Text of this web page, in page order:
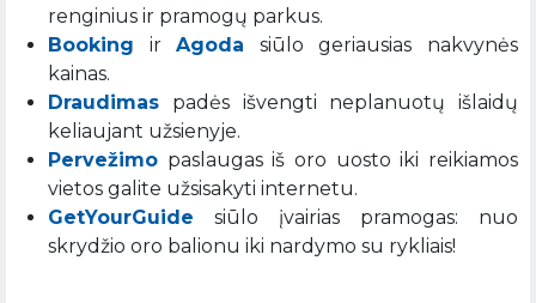
renginius ir pramogų parkus.
Booking irAgoda siūlo geriausias nakvynės
kainas.
Draudimas padės išvengti neplanuotų išlaidų
keliaujant užsienyje.
Pervežimo paslaugas iš oro uosto iki reikiamos
vietos galite užsisakyti internetu.
GetYourGuide siūlo įvairias pramogas: nuo
skrydžio oro balionu iki nardymo su rykliais!